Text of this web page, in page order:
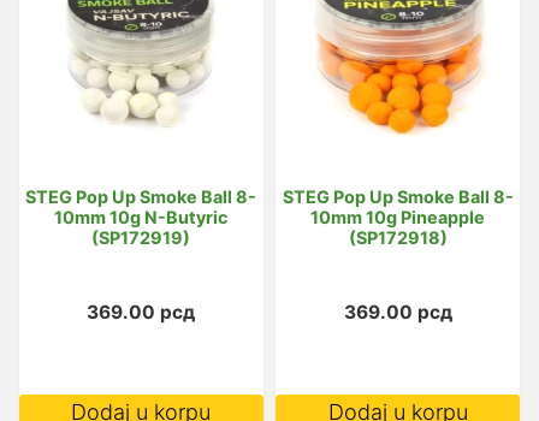
STEG Pop Up Smoke Ball 8-
10mm 10g N-Butyric
(SP172919)
369.00 рсд
Dodaj u korpu
STEG Pop Up Smoke Ball 8-
10mm 10g Pineapple
(SP172918)
369.00 рсд
Dodaj u korpu